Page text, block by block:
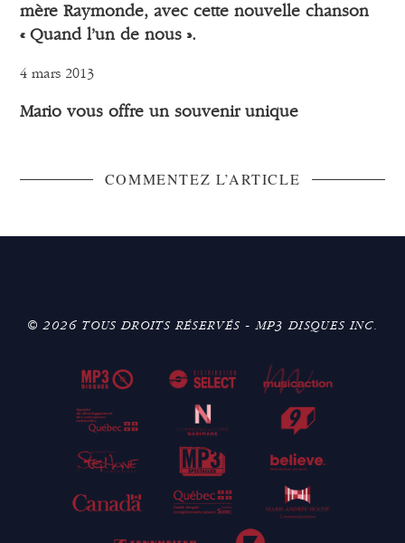
mère Raymonde, avec cette nouvelle chanson
« Quand l’un de nous ».
4 mars 2013
Mario vous offre un souvenir unique
COMMENTEZ L’ARTICLE
© 2026 TOUS DROITS RÉSERVÉS - MP3 DISQUES INC.